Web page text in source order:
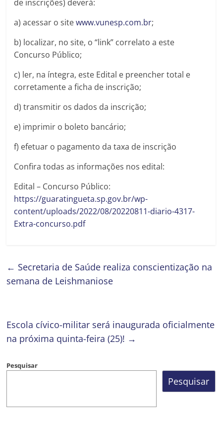
de inscrições) deverá:
a) acessar o sitewww.vunesp.com.br;
b) localizar, no site, o “link” correlato a este
Concurso Público;
c) ler, na íntegra, este Edital e preencher total e
corretamente a ficha de inscrição;
d) transmitir os dados da inscrição;
e) imprimir o boleto bancário;
f) efetuar o pagamento da taxa de inscrição
Confira todas as informações nos edital:
Edital – Concurso Público:
https://guaratingueta.sp.gov.br/wp-
content/uploads/2022/08/20220811-diario-4317-
Extra-concurso.pdf
← Secretaria de Saúde realiza conscientização na
semana de Leishmaniose
Escola cívico-militar será inaugurada oficialmente
na próxima quinta-feira (25)! →
Pesquisar
Pesquisar